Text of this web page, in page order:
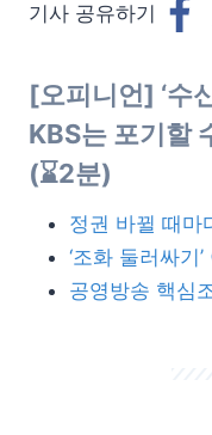
기사 공유하기
[오피니언] ‘수
KBS는 포기할
(⌛️2분)
정권 바뀔 때마
‘조화 둘러싸기
공영방송 핵심